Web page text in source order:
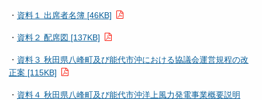
・ 資料１ 出席者名簿 [46KB]
・ 資料２ 配席図 [137KB]
・ 資料３ 秋田県八峰町及び能代市沖における協議会運営規程の改
正案 [115KB]
・ 資料４ 秋田県八峰町及び能代市沖洋上風力発電事業概要説明